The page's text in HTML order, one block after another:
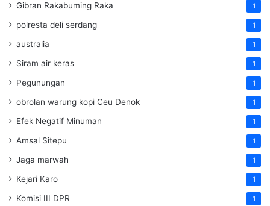
Gibran Rakabuming Raka 1
polresta deli serdang 1
australia 1
Siram air keras 1
Pegunungan 1
obrolan warung kopi Ceu Denok 1
Efek Negatif Minuman 1
Amsal Sitepu 1
Jaga marwah 1
Kejari Karo 1
Komisi III DPR 1